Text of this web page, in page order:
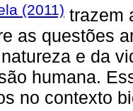
(2011) trazem
as questões
e da
humana.
no contexto